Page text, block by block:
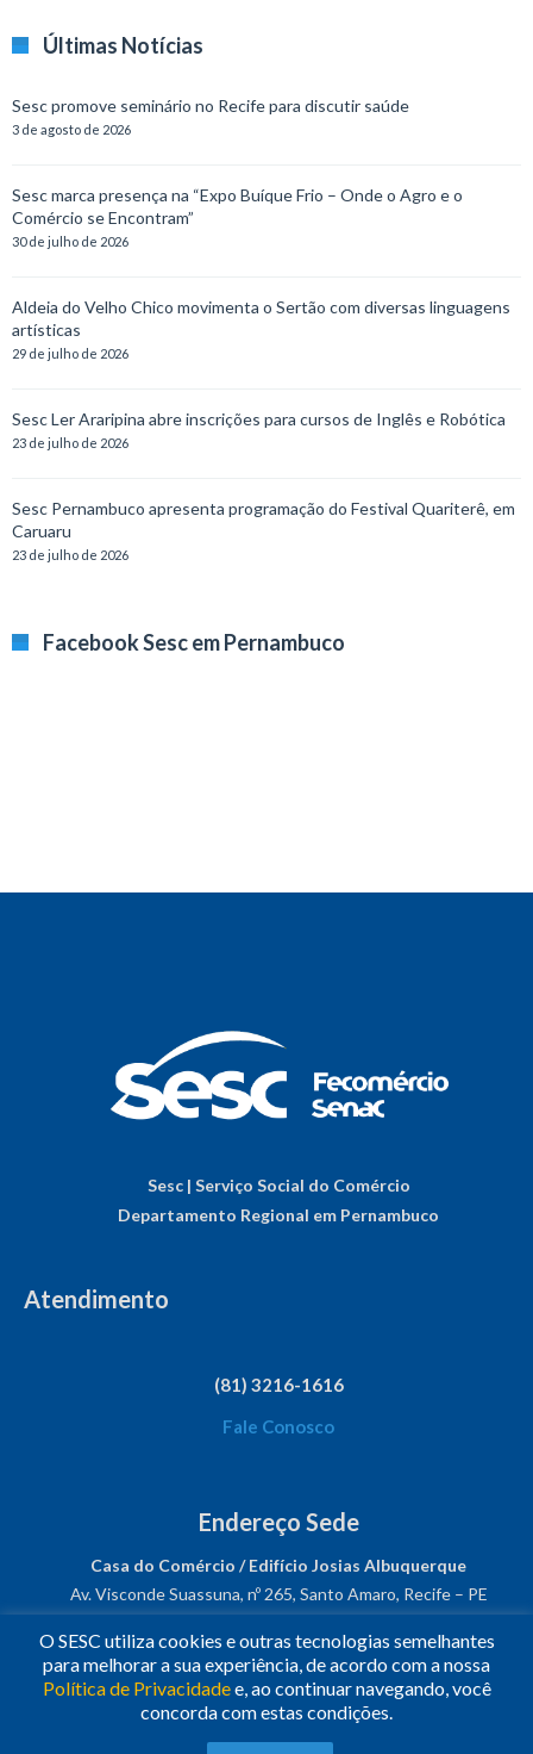
Últimas Notícias
Sesc promove seminário no Recife para discutir saúde
3 de agosto de 2026
Sesc marca presença na “Expo Buíque Frio – Onde o Agro e o
Comércio se Encontram”
30 de julho de 2026
Aldeia do Velho Chico movimenta o Sertão com diversas linguagens
artísticas
29 de julho de 2026
Sesc Ler Araripina abre inscrições para cursos de Inglês e Robótica
23 de julho de 2026
Sesc Pernambuco apresenta programação do Festival Quariterê, em
Caruaru
23 de julho de 2026
Facebook Sesc em Pernambuco
Sesc | Serviço Social do Comércio
Departamento Regional em Pernambuco
Atendimento
(81) 3216-1616
Fale Conosco
Endereço Sede
Casa do Comércio / Edifício Josias Albuquerque
Av. Visconde Suassuna, nº 265, Santo Amaro, Recife – PE
CNPJ: 03.482.931/0001-61
Siga-nos!
Todos os Direitos Reservados.
O SESC utiliza cookies e outras tecnologias semelhantes
para melhorar a sua experiência, de acordo com a nossa
Política de Privacidadee, ao continuar navegando, você
concorda com estas condições.